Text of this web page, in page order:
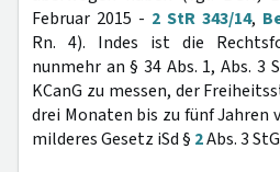
Februar 2015 - 2 StR 343/14,
Rn. 4). Indes ist die
nunmehr an § 34 Abs. 1, Abs. 3
KCanG zu messen, der
drei Monaten bis zu fünf Jahren
milderes Gesetz iSd § 2Abs. 3